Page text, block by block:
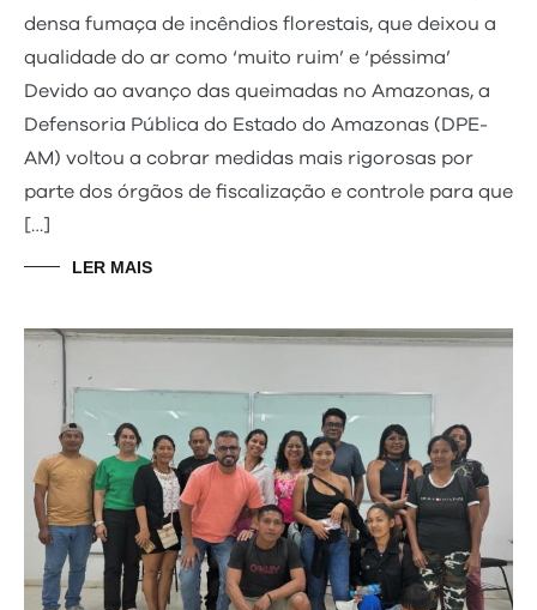
densa fumaça de incêndios florestais, que deixou a
qualidade do ar como ‘muito ruim’ e ‘péssima’
Devido ao avanço das queimadas no Amazonas, a
Defensoria Pública do Estado do Amazonas (DPE-
AM) voltou a cobrar medidas mais rigorosas por
parte dos órgãos de fiscalização e controle para que
[…]
LER MAIS